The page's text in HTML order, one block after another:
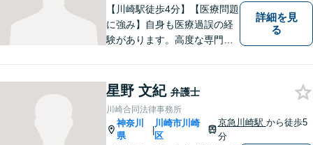
【川崎駅徒歩4分】【医療問題
に強み】自身も医療過誤の経
験があります。高度な専門知
て生活できるよう全力で取り
組みます。お気軽にご相談く
ださい！【医療事故情報セン
ター所属】
詳細を見
る
星野 文紀 弁護士
川崎合同法律事務所
神奈川
県
|
川崎市川崎
区
京急川崎駅 から徒歩5
分